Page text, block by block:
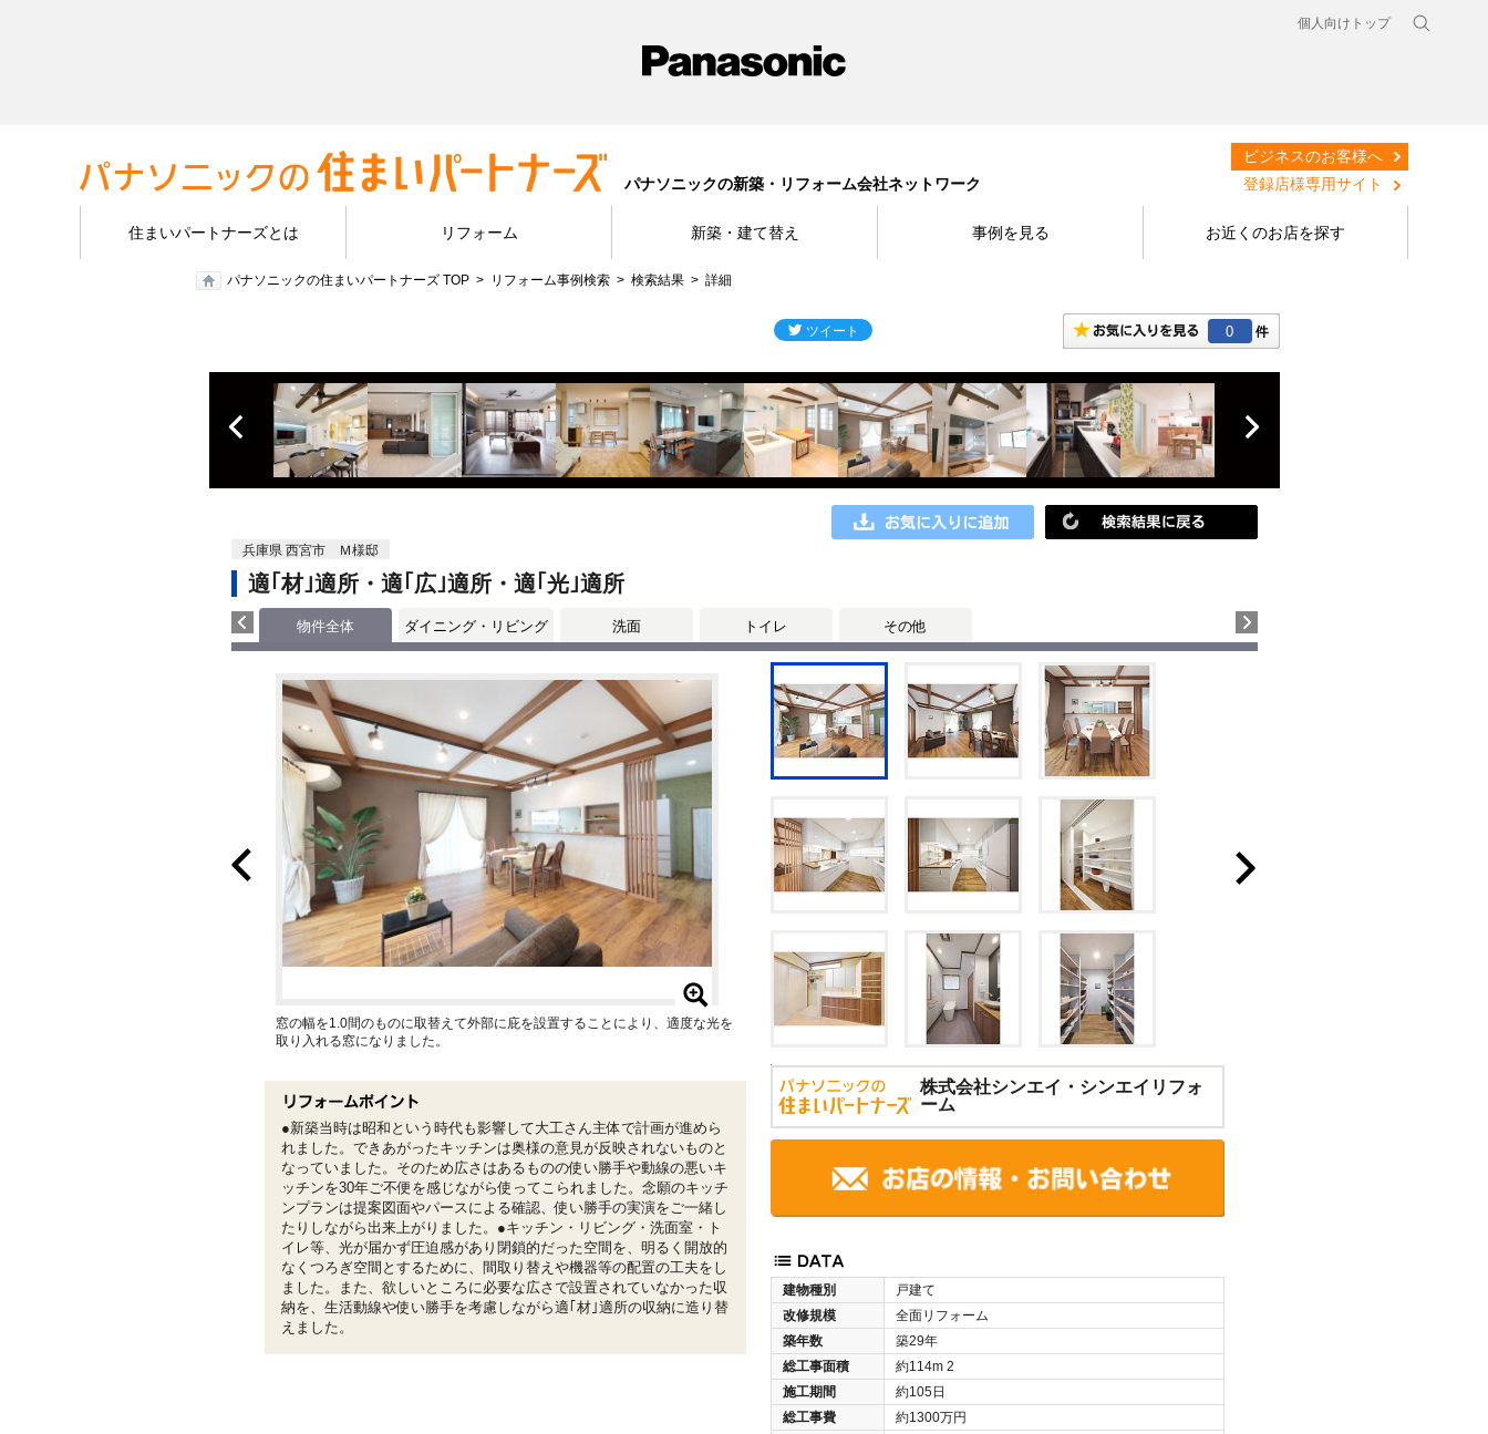
個人向けトップ
パナソニックの新築・リフォーム会社ネットワーク
ビジネスのお客様へ
登録店様専用サイト
住まいパートナーズとは リフォーム 新築・建て替え 事例を見る お近くのお店を探す
パナソニックの住まいパートナーズ TOP リフォーム事例検索 検索結果 詳細
0
兵庫県 西宮市 Ｍ様邸
適｢材｣適所・適｢広｣適所・適｢光｣適所
物件全体 ダイニング・リビング 洗面 トイレ その他
株式会社シンエイ・シンエイリフォ
ーム
建物種別
戸建て
改修規模
全面リフォーム
築年数
築29年
総工事面積
約114m 2
施工期間
約105日
総工事費
約1300万円
窓の幅を1.0間のものに取替えて外部に庇を設置することにより、適度な光を
取り入れる窓になりました。
●新築当時は昭和という時代も影響して大工さん主体で計画が進めら
れました。できあがったキッチンは奥様の意見が反映されないものと
なっていました。そのため広さはあるものの使い勝手や動線の悪いキ
ッチンを30年ご不便を感じながら使ってこられました。念願のキッチ
ンプランは提案図面やパースによる確認、使い勝手の実演をご一緒し
たりしながら出来上がりました。●キッチン・リビング・洗面室・ト
イレ等、光が届かず圧迫感があり閉鎖的だった空間を、明るく開放的
なくつろぎ空間とするために、間取り替えや機器等の配置の工夫をし
ました。また、欲しいところに必要な広さで設置されていなかった収
納を、生活動線や使い勝手を考慮しながら適｢材｣適所の収納に造り替
えました。